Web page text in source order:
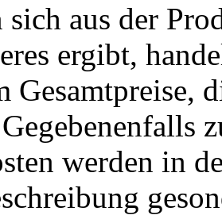
sich aus der
ergibt,
Gesamtpreise,
werden in